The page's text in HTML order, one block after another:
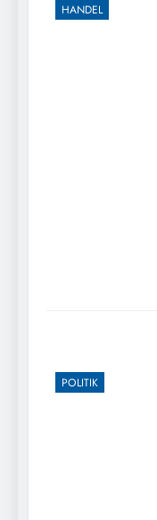
HANDEL
POLITIK